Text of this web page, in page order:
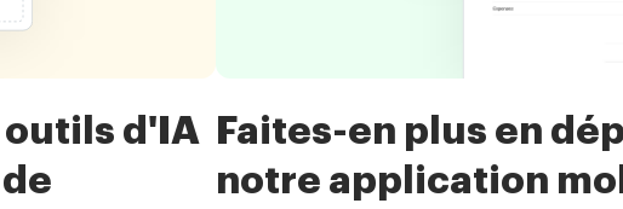
d'IA
Faites-en plus en
notre application